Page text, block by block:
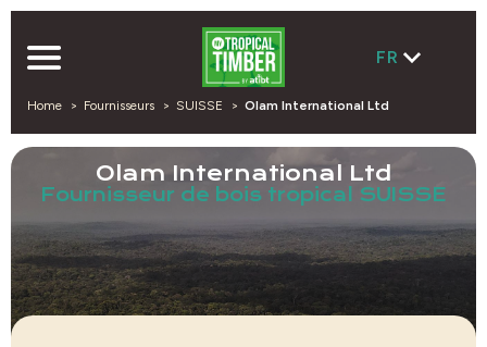
FR
Home Fournisseurs SUISSE Olam International Ltd
Olam International Ltd
Fournisseur de bois tropical SUISSE